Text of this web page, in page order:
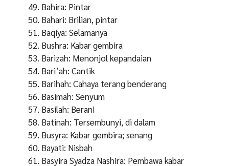
Bahira: Pintar
Bahari: Brilian, pintar
Baqiya: Selamanya
Bushra: Kabar gembira
Barizah: Menonjol kepandaian
Bari’ah: Cantik
Barihah: Cahaya terang benderang
Basimah: Senyum
Basilah: Berani
Batinah: Tersembunyi, di dalam
Busyra: Kabar gembira; senang
Bayati: Nisbah
Basyira Syadza Nashira: Pembawa kabar